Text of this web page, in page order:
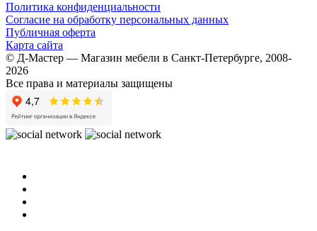
Политика конфиденциальности
Согласие на обработку персональных данных
Публичная оферта
Карта сайта
© Д-Мастер — Магазин мебели в Санкт-Петербурге, 2008-
2026
Все права и материалы защищены